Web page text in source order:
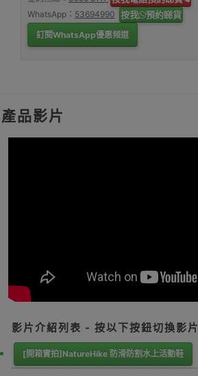
WhatsApp： 53694990 按我 預約睇貨
訂閱WhatsApp優惠頻道
產品影片
影片介紹列表 - 按以下按鈕切換影片
[開箱實拍]NatureHike 防滑防割水上活動鞋